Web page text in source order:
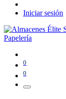
Iniciar sesión
0
0